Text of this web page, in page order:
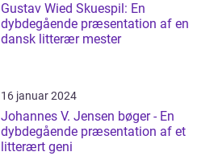
Gustav Wied Skuespil: En
dybdegående præsentation af en
dansk litterær mester
16 januar 2024
Johannes V. Jensen bøger - En
dybdegående præsentation af et
litterært geni